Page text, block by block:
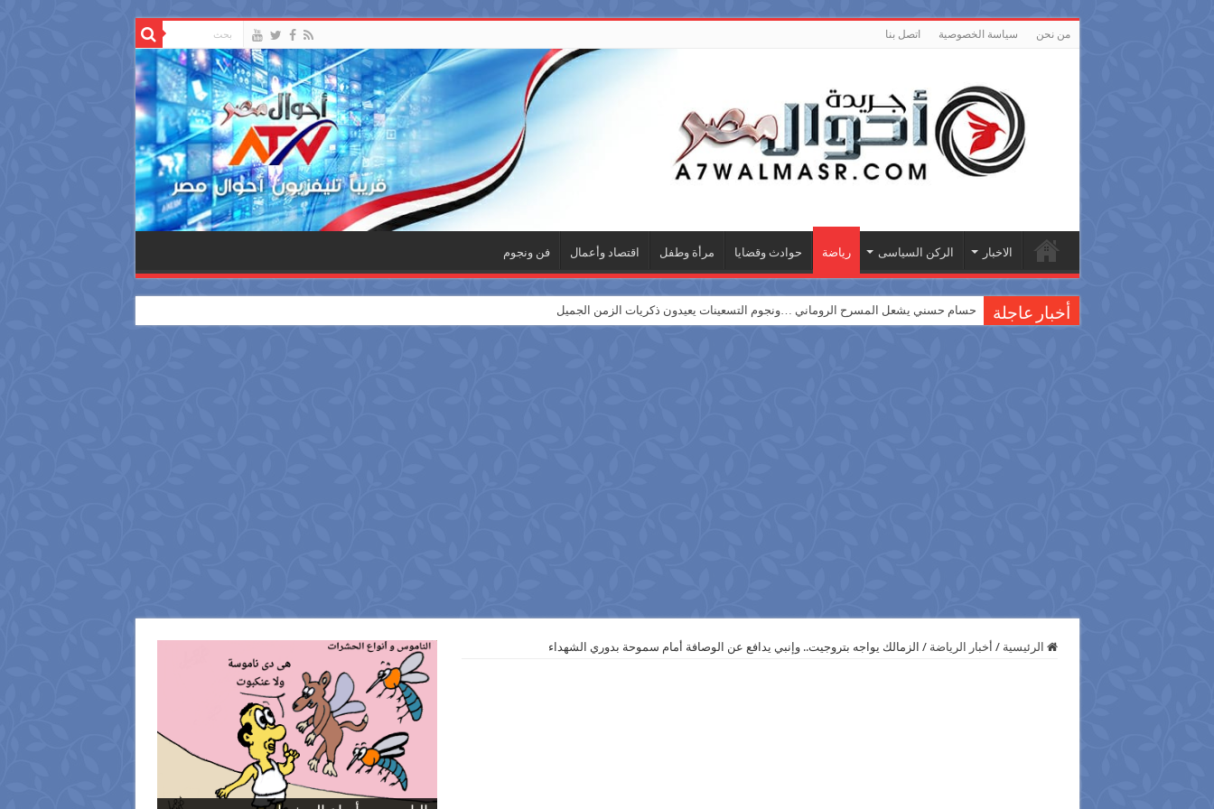
من نحن سياسة الخصوصية اتصل بنا
الاخبار الركن السياسى رياضة حوادث وقضايا مرأة وطفل اقتصاد وأعمال فن ونجوم
أخبار عاجلة حسام حسني يشعل المسرح الروماني …ونجوم التسعينات يعيدون ذكريات الزمن الجميل
الرئيسية / أخبار الرياضة / الزمالك يواجه بتروجيت.. وإنبي يدافع عن الوصافة أمام سموحة بدوري الشهداء